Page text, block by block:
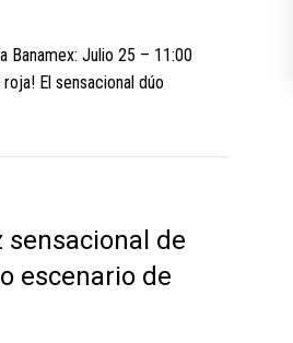
Julio 25 – 11:00
El sensacional dúo
sensacional de
escenario de